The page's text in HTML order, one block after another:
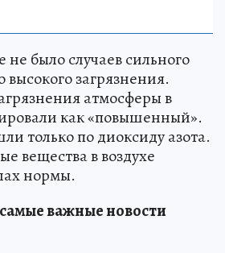
не было случаев сильного
загрязнения.
атмосферы в
как «повышенный».
только по диоксиду азота.
вещества в воздухе
нормы.
важные новости